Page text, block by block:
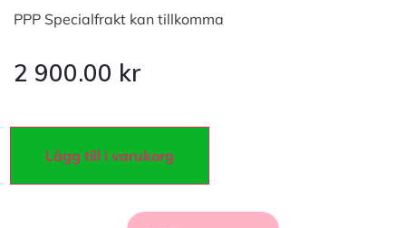
PPP Specialfrakt kan tillkomma
2 900.00 kr
Lägg till i varukorg